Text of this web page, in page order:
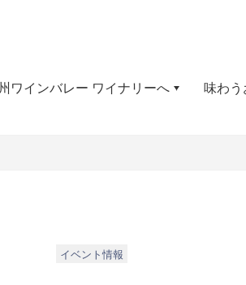
ワインバレー ワイナリーへ 味わう
イベント情報